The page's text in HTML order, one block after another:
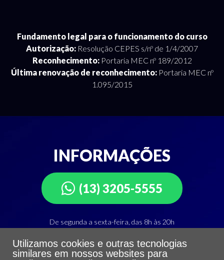
Fundamento legal para o funcionamento do curso
Autorização: Resolução CEPES s/nº de 1/4/2007
Reconhecimento: Portaria MEC nº 189/2012
Última renovação de reconhecimento: Portaria MEC nº
1.095/2015
INFORMAÇÕES
(13) 3205-5555
De segunda a sexta-feira, das 8h às 20h
Departamento de Atendimento Integrado
Telefone: (13) 3205-5555
Utilizamos cookies e outras tecnologias
similares em nossos websites para